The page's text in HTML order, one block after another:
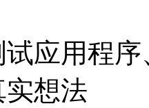
应用程
想法